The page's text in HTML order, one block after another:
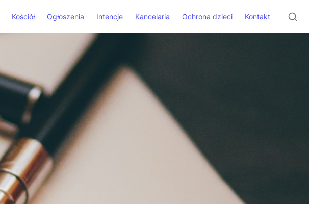
Kościół Ogłoszenia Intencje Kancelaria Ochrona dzieci Kontakt